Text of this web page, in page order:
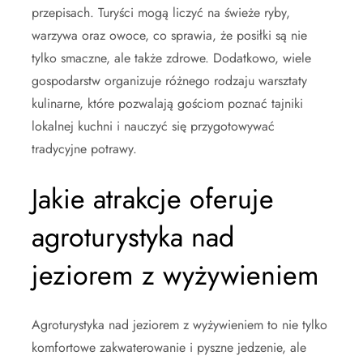
przepisach. Turyści mogą liczyć na świeże ryby,
warzywa oraz owoce, co sprawia, że posiłki są nie
tylko smaczne, ale także zdrowe. Dodatkowo, wiele
gospodarstw organizuje różnego rodzaju warsztaty
kulinarne, które pozwalają gościom poznać tajniki
lokalnej kuchni i nauczyć się przygotowywać
tradycyjne potrawy.
Jakie atrakcje oferuje
agroturystyka nad
jeziorem z wyżywieniem
Agroturystyka nad jeziorem z wyżywieniem to nie tylko
komfortowe zakwaterowanie i pyszne jedzenie, ale